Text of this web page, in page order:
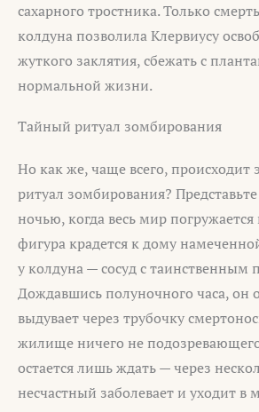
сахарного тростника. Только
колдуна позволила Клервиусу
жуткого заклятия, сбежать с
нормальной жизни.
Тайный ритуал зомбирования
Но как же, чаще всего, происходит
ритуал зомбирования?
ночью, когда весь мир
фигура крадется к дому
у колдуна — сосуд с таинственным
Дождавшись полуночного часа, он
выдувает через трубочку
жилище ничего не
остается лишь ждать — через
несчастный заболевает и уходит в